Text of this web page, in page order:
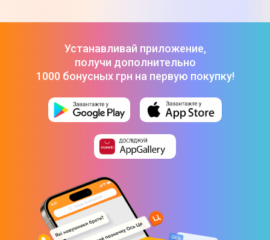
Устанавливай приложение,
получи дополнительно
1000 бонусных грн на первую покупку!